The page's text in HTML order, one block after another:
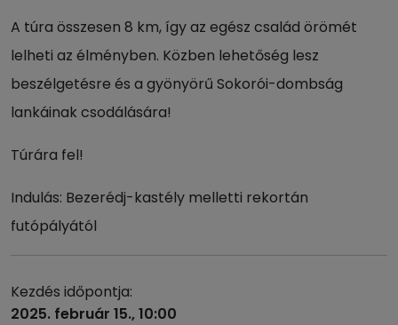
A túra összesen 8 km, így az egész család örömét
lelheti az élményben. Közben lehetőség lesz
beszélgetésre és a gyönyörű Sokorói-dombság
lankáinak csodálására!
Túrára fel!
Indulás: Bezerédj-kastély melletti rekortán
futópályától
Kezdés időpontja:
2025. február 15., 10:00